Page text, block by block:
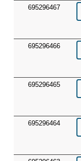
695296467
695296466
695296465
695296464